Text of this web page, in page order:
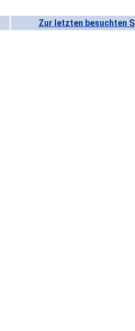
Zur letzten besuchten